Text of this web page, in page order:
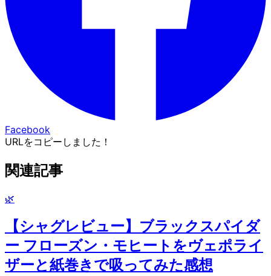
Facebook
URLをコピーしました！
関連記事
🌿
【シャグレビュー】ブラックスパイダ
ー フローズン・モヒートをヴェポライ
ザーと紙巻きで吸ってみた感想